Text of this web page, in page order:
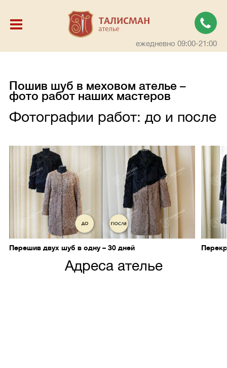
ежедневно 09:00-21:00
Пошив шуб в меховом ателье –
фото работ наших мастеров
Фотографии работ: до и после
Перешив двух шуб в одну – 30 дней
Адреса ателье